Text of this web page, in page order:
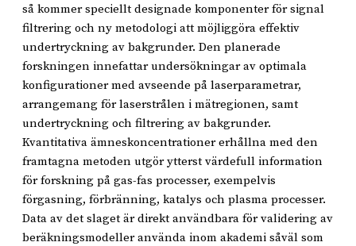
så kommer speciellt designade komponenter för signal
filtrering och ny metodologi att möjliggöra effektiv
undertryckning av bakgrunder. Den planerade
forskningen innefattar undersökningar av optimala
konfigurationer med avseende på laserparametrar,
arrangemang för laserstrålen i mätregionen, samt
undertryckning och filtrering av bakgrunder.
Kvantitativa ämneskoncentrationer erhållna med den
framtagna metoden utgör ytterst värdefull information
för forskning på gas-fas processer, exempelvis
förgasning, förbränning, katalys och plasma processer.
Data av det slaget är direkt användbara för validering av
beräkningsmodeller använda inom akademi såväl som